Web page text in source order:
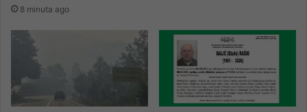
8 minuta ago